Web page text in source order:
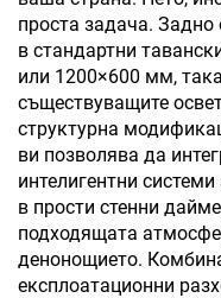
проста задача. Задно
в стандартни
или 1200×600 мм,
съществуващите
структурна
ви позволява да
интелигентни
в прости стенни
подходящата
денонощието.
експлоатационни